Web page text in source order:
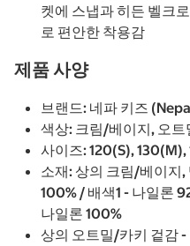
켓에 스냅과 히든 벨크
로 편안한 착용감
제품 사양
브랜드: 네파 키즈
색상: 크림/베이지, 오
사이즈: 120(S),
소재: 상의 크림/베이지
100% / 배색1 - 나일론
나일론 100%
상의 오트밀/카키 겉감